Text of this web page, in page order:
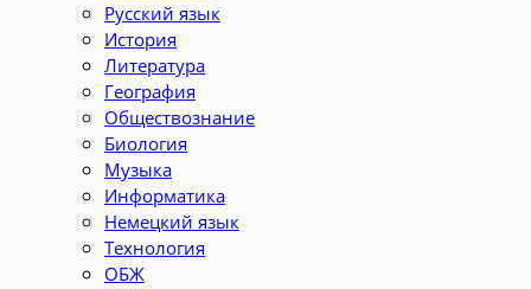
Русский язык
История
Литература
География
Обществознание
Биология
Музыка
Информатика
Немецкий язык
Технология
ОБЖ